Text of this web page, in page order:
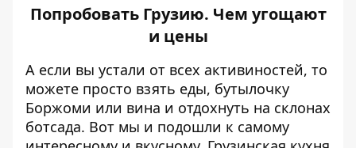
Попробовать Грузию. Чем угощают
и цены
А если вы устали от всех активиностей, то
можете просто взять еды, бутылочку
Боржоми или вина и отдохнуть на склонах
ботсада. Вот мы и подошли к самому